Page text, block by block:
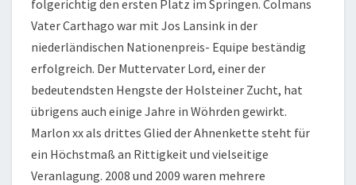
folgerichtig den ersten Platz im Springen. Colmans
Vater Carthago war mit Jos Lansink in der
niederländischen Nationenpreis- Equipe beständig
erfolgreich. Der Muttervater Lord, einer der
bedeutendsten Hengste der Holsteiner Zucht, hat
übrigens auch einige Jahre in Wöhrden gewirkt.
Marlon xx als drittes Glied der Ahnenkette steht für
ein Höchstmaß an Rittigkeit und vielseitige
Veranlagung. 2008 und 2009 waren mehrere